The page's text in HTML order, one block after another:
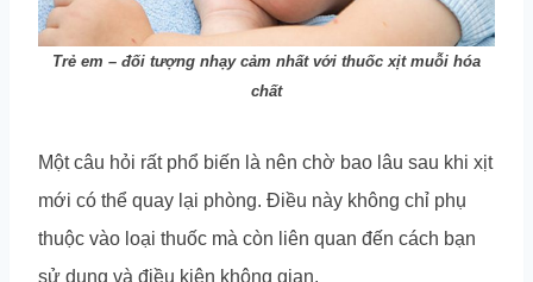
Trẻ em – đối tượng nhạy cảm nhất với thuốc xịt muỗi hóa
chất
Một câu hỏi rất phổ biến là nên chờ bao lâu sau khi xịt
mới có thể quay lại phòng. Điều này không chỉ phụ
thuộc vào loại thuốc mà còn liên quan đến cách bạn
sử dụng và điều kiện không gian.